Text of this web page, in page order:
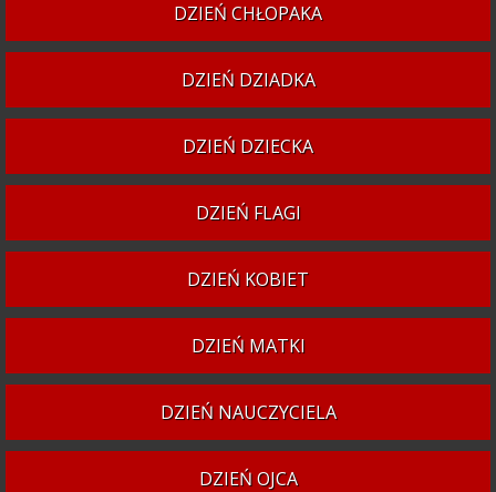
DZIEŃ CHŁOPAKA
DZIEŃ DZIADKA
DZIEŃ DZIECKA
DZIEŃ FLAGI
DZIEŃ KOBIET
DZIEŃ MATKI
DZIEŃ NAUCZYCIELA
DZIEŃ OJCA